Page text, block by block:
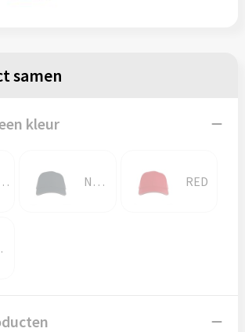
samen
kleur
NAVY RED